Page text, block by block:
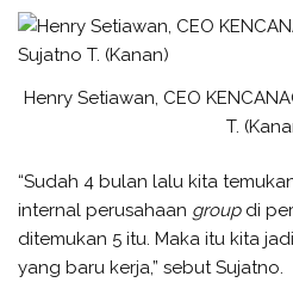
Henry Setiawan, CEO
T.
“Sudah 4 bulan lalu kita
internal perusahaan group di
ditemukan 5 itu. Maka itu kita
yang baru kerja,” sebut Sujatno.